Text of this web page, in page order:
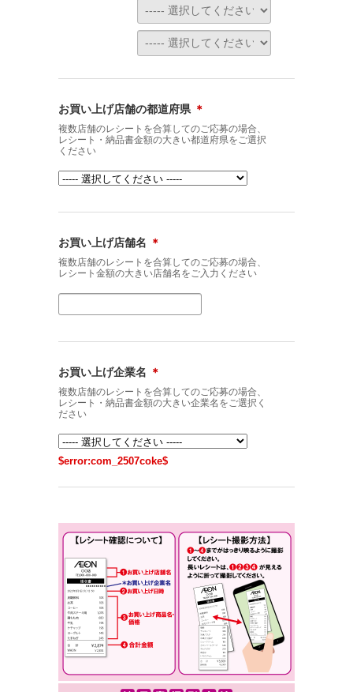
お買い上げ店舗の都道府県 ＊
複数店舗のレシートを合算してのご応募の場合、
レシート・納品書金額の大きい都道府県をご選択
ください
お買い上げ店舗名 ＊
複数店舗のレシートを合算してのご応募の場合、
レシート金額の大きい店舗名をご入力ください
お買い上げ企業名 ＊
複数店舗のレシートを合算してのご応募の場合、
レシート・納品書金額の大きい企業名をご選択く
ださい
$error:com_2507coke$